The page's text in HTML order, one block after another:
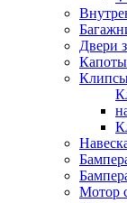
Двери
Капоты
Мотор